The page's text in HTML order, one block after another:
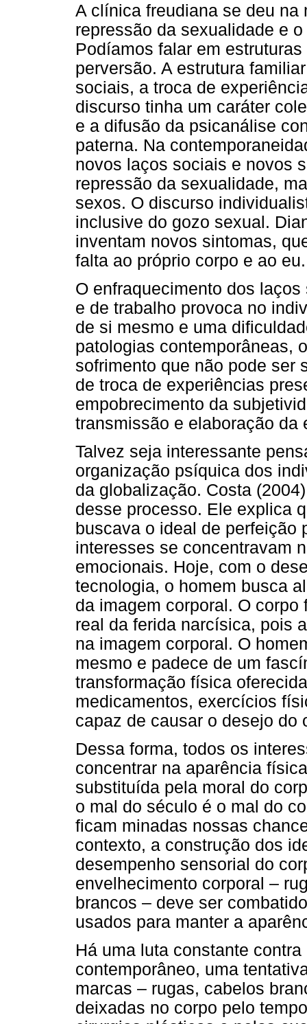
A clínica freudiana se deu na
repressão da sexualidade e
Podíamos falar em
perversão. A estrutura
sociais, a troca de
discurso tinha um caráter
e a difusão da psicanálise
paterna. Na
novos laços sociais e novos
repressão da sexualidade,
sexos. O discurso
inclusive do gozo sexual.
inventam novos sintomas,
falta ao próprio corpo e ao eu.
O enfraquecimento dos
e de trabalho provoca no
de si mesmo e uma
patologias contemporâneas,
sofrimento que não pode ser
de troca de experiências
empobrecimento da
transmissão e elaboração da
Talvez seja interessante
organização psíquica dos
da globalização. Costa
desse processo. Ele explica
buscava o ideal de perfeição
interesses se concentravam
emocionais. Hoje, com o
tecnologia, o homem busca
da imagem corporal. O
real da ferida narcísica, pois
na imagem corporal. O
mesmo e padece de um
transformação física
medicamentos, exercícios
capaz de causar o desejo do
Dessa forma, todos os
concentrar na aparência
substituída pela moral do
o mal do século é o mal do
ficam minadas nossas
contexto, a construção dos
desempenho sensorial do
envelhecimento corporal –
brancos – deve ser
usados para manter a
Há uma luta constante
contemporâneo, uma
marcas – rugas, cabelos
deixadas no corpo pelo